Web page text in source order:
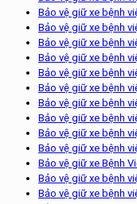
Bảo vệ giữ xe bệnh
Bảo vệ giữ xe bệnh
Bảo vệ giữ xe bệnh
Bảo vệ giữ xe bệnh
Bảo vệ giữ xe bệnh
Bảo vệ giữ xe bệnh
Bảo vệ giữ xe bệnh
Bảo vệ giữ xe bệnh
Bảo vệ giữ xe bệnh
Bảo vệ giữ xe bệnh
Bảo vệ giữ xe Bệnh
Bảo vệ giữ xe bệnh
Bảo vệ giữ xe bệnh